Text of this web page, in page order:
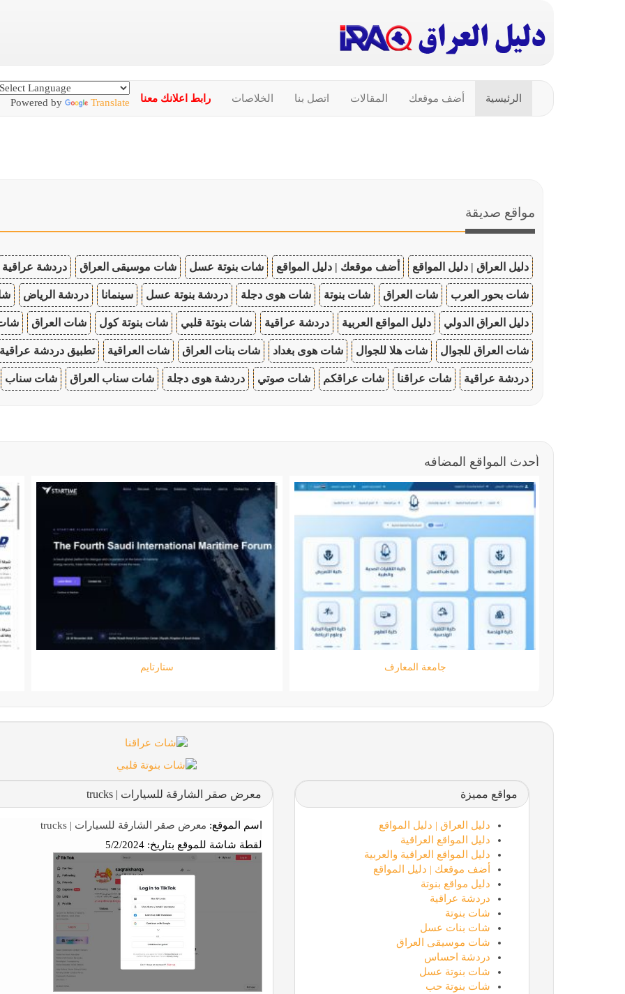
الرئيسية أضف موقعك المقالات اتصل بنا الخلاصات رابط اعلانك معنا Powered by Translate
مواقع صديقة
دليل العراق | دليل المواقع أضف موقعك | دليل المواقع شات بنوتة عسل شات موسيقى العراق دردشة عراقية
شات بحور العرب شات العراق شات بنوتة شات هوى دجلة دردشة بنوتة عسل سينمانا دردشة الرياض
دليل العراق الدولي دليل المواقع العربية دردشة عراقية شات بنوتة قلبي شات بنوتة كول شات العراق
شات العراق للجوال شات هلا للجوال شات هوى بغداد شات بنات العراق شات العراقية تطبيق دردشة عراقية
دردشة عراقية شات عراقنا شات عراقكم شات صوتي دردشة هوى دجلة شات سناب العراق شات سناب
أحدث المواقع المضافه
جامعة المعارف moamen.dev
معرض صقر الشارقة للسيارات | trucks
اسم الموقع: معرض صقر الشارقة للسيارات | trucks
لقطة شاشة للموقع بتاريخ:
مواقع مميزة
دليل العراق | دليل المواقع
دليل المواقع العراقية
دليل المواقع العراقية والعربية
أضف موقعك | دليل المواقع
دليل مواقع بنوتة
دردشة عراقية
شات بنوتة
شات بنات عسل
شات موسيقى العراق
دردشة احساس
شات بنوتة عسل
شات بنوتة حب